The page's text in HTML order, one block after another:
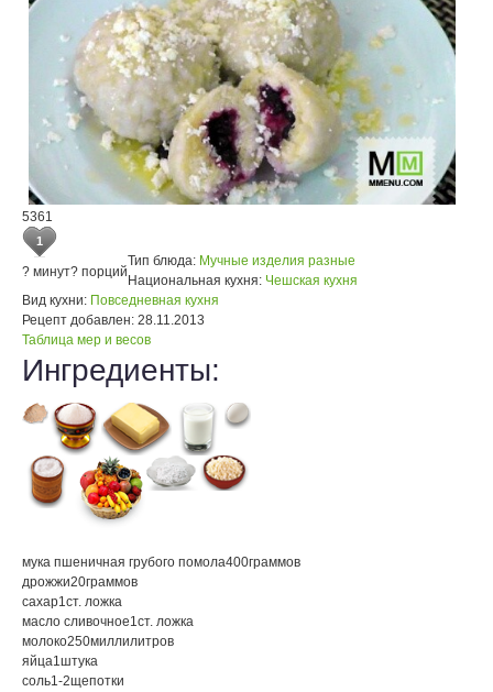
5361
1
? минут? порций
Тип блюда: Мучные изделия разные
Национальная кухня: Чешская кухня
Вид кухни: Повседневная кухня
Рецепт добавлен: 28.11.2013
Таблица мер и весов
Ингредиенты:
мука пшеничная грубого помола400граммов
дрожжи20граммов
сахар1ст. ложка
масло сливочное1ст. ложка
молоко250миллилитров
яйца1штука
соль1-2щепотки